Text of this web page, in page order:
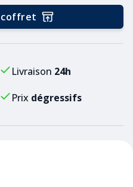
Livraison 24h
Prix dégressifs